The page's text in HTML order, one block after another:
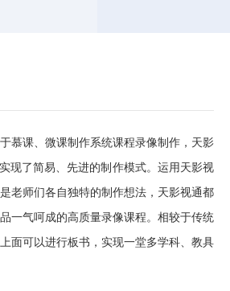
慕课、微课制作系统课程录像制作，天影
现了简易、先进的制作模式。运用天影视
老师们各自独特的制作想法，天影视通都
一气呵成的高质量录像课程。相较于传统
面可以进行板书，实现一堂多学科、教具